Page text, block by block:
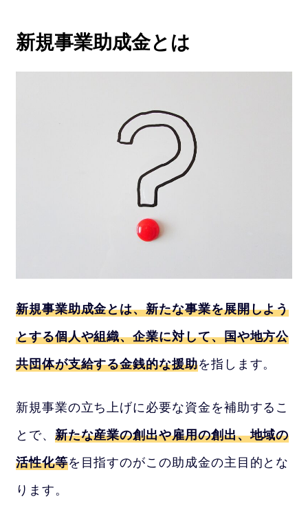
新規事業助成金とは
新規事業助成金とは、新たな事業を展開しよう
とする個人や組織、企業に対して、国や地方公
共団体が支給する金銭的な援助を指します。
新規事業の立ち上げに必要な資金を補助するこ
とで、 新たな産業の創出や雇用の創出、地域の
活性化等を目指すのがこの助成金の主目的とな
ります。